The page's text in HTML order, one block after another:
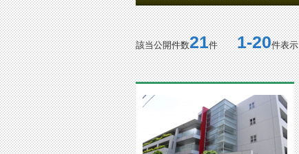
該当公開件数21件1-20件表示